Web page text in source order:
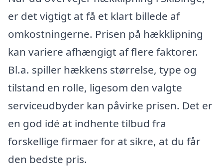
er det vigtigt at få et klart billede af
omkostningerne. Prisen på hækklipning
kan variere afhængigt af flere faktorer.
Bl.a. spiller hækkens størrelse, type og
tilstand en rolle, ligesom den valgte
serviceudbyder kan påvirke prisen. Det er
en god idé at indhente tilbud fra
forskellige firmaer for at sikre, at du får
den bedste pris.